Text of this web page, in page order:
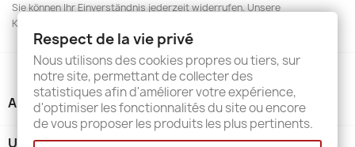
Sie können Ihr Einverständnis jederzeit widerrufen. Unsere
Kontaktinformationen finden Sie u. a. in der Datenschutzerklärung.
ARTIKEL
UNTERNEHMEN
Respect de la vie privé
Nous utilisons des cookies propres ou tiers, sur
notre site, permettant de collecter des
statistiques afin d'améliorer votre expérience,
d'optimiser les fonctionnalités du site ou encore
de vous proposer les produits les plus pertinents.